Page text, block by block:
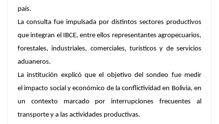
país.
La consulta fue impulsada por distintos sectores productivos
que integran el IBCE, entre ellos representantes agropecuarios,
forestales, industriales, comerciales, turísticos y de servicios
aduaneros.
La institución explicó que el objetivo del sondeo fue medir
el impacto social y económico de la conflictividad en Bolivia, en
un contexto marcado por interrupciones frecuentes al
transporte y a las actividades productivas.